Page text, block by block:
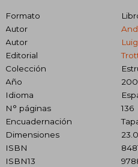
Formato
Autor
Autor
Editorial
Colección
Año
Idioma
N° páginas
136
Encuadernación
Dimensiones
ISBN
ISBN13